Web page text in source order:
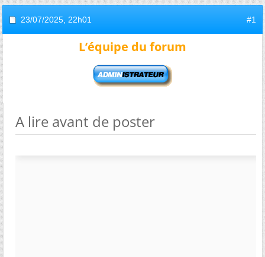
23/07/2025, 22h01 #1
L’équipe du forum
A lire avant de poster